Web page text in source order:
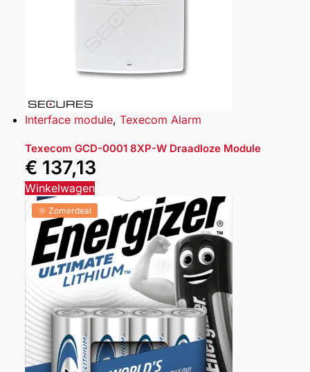
Interface module, Texecom Alarm
Texecom GCD-0001 8XP-W Draadloze Module
€ 137,13
Winkelwagen
🌞 Zomerdeal